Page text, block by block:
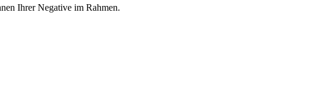
Ihrer Negative im Rahmen.